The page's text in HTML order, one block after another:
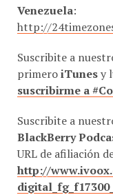
Venezuela:
http://
Suscribite a
primeroiTunesy
suscribirme a
Suscribite a
BlackBerry
URL de afiliación
http://